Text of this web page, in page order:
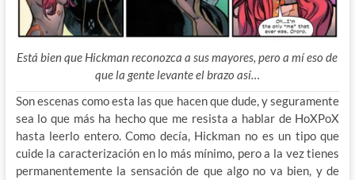
Está bien que Hickman reconozca a sus mayores, pero a mí eso de
que la gente levante el brazo así…
Son escenas como esta las que hacen que dude, y seguramente
sea lo que más ha hecho que me resista a hablar de HoXPoX
hasta leerlo entero. Como decía, Hickman no es un tipo que
cuide la caracterización en lo más mínimo, pero a la vez tienes
permanentemente la sensación de que algo no va bien, y de